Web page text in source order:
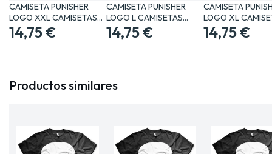
CAMISETA PUNISHER
LOGO XXL CAMISETAS
MANGA /…
14,75 €
CAMISETA PUNISHER
LOGO L CAMISETAS
MANGA /…
14,75 €
CAMISETA
LOGO XL
MANGA /…
14,75 €
Productos similares